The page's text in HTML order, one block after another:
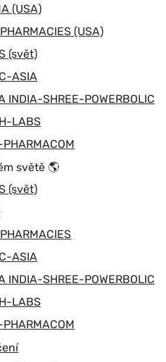
(USA)
(USA)
(svět)
ASIA
INDIA-SHREE-POWERBOLIC
LABS
světě 🌎
(svět)
ASIA
INDIA-SHREE-POWERBOLIC
LABS